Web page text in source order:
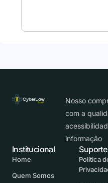
Nosso
com a
informação
Suporte
Política
Institucional
Home
Quem Somos